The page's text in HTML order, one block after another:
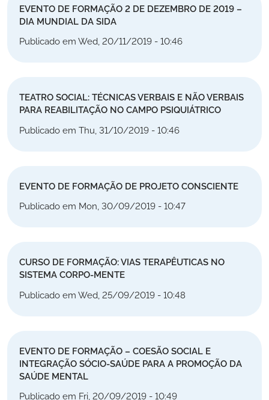
EVENTO DE FORMAÇÃO 2 DE DEZEMBRO DE 2019 –
DIA MUNDIAL DA SIDA
Publicado em Wed, 20/11/2019 - 10:46
TEATRO SOCIAL: TÉCNICAS VERBAIS E NÃO VERBAIS
PARA REABILITAÇÃO NO CAMPO PSIQUIÁTRICO
Publicado em Thu, 31/10/2019 - 10:46
EVENTO DE FORMAÇÃO DE PROJETO CONSCIENTE
Publicado em Mon, 30/09/2019 - 10:47
CURSO DE FORMAÇÃO: VIAS TERAPÊUTICAS NO
SISTEMA CORPO-MENTE
Publicado em Wed, 25/09/2019 - 10:48
EVENTO DE FORMAÇÃO – COESÃO SOCIAL E
INTEGRAÇÃO SÓCIO-SAÚDE PARA A PROMOÇÃO DA
SAÚDE MENTAL
Publicado em Fri, 20/09/2019 - 10:49